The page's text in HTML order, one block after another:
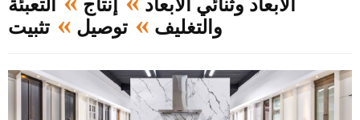
الأبعاد وثنائي الأبعاد
إنتاج
التعبئة
والتغليف » توصيل » تثبيت